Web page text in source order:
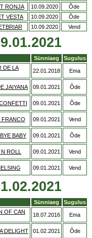
RONJA 10.09.2020
Õde
VESTA 10.09.2020
Õde
10.09.2020 Vend
Sünniaeg
Sugulus
DE LA
22.01.2018 Ema
JAIYANA 09.01.2021 Õde
09.01.2021 Õde
FRANCO 09.01.2021 Vend
BABY 09.01.2021 Õde
ROLL 09.01.2021 Vend
09.01.2021 Vend
Sünniaeg
Sugulus
OF CAN
18.07.2016 Ema
DELIGHT 01.02.2021 Õde